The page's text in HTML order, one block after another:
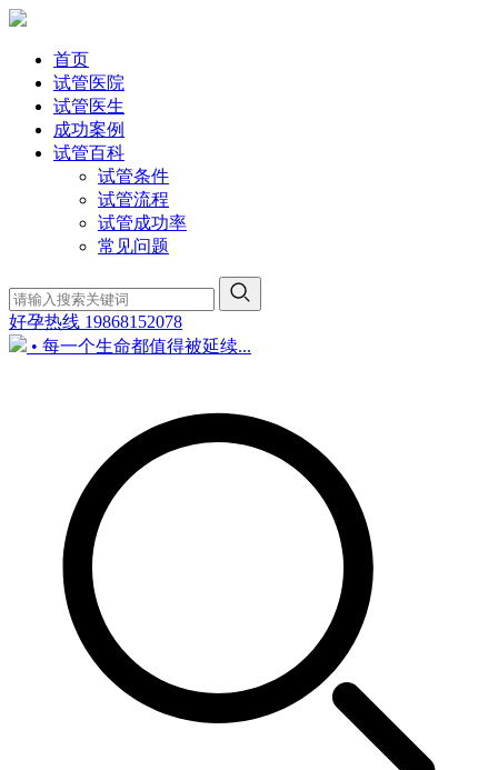
首页
试管医院
试管医生
成功案例
试管百科
试管条件
试管流程
试管成功率
常见问题
好孕热线 19868152078
• 每一个生命都值得被延续...